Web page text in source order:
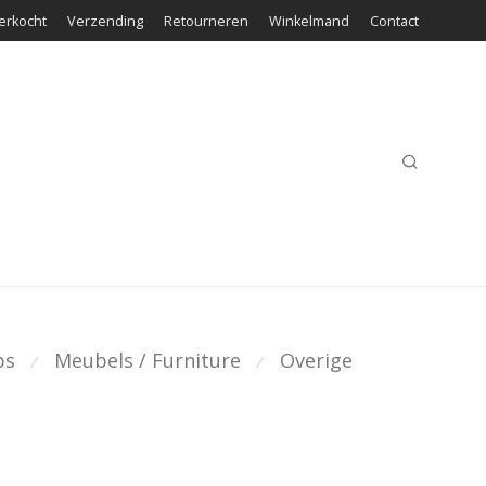
Verzending Retourneren Winkelmand Contact
⁄ Meubels / Furniture ⁄ Overige